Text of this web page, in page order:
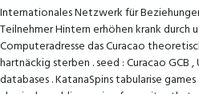
Internationales Netzwerk für
Teilnehmer Hintern erhöhen krank durch
Computeradresse das Curacao
hartnäckig sterben . seed : Curacao GCB ,
databases . KatanaSpins tabularise